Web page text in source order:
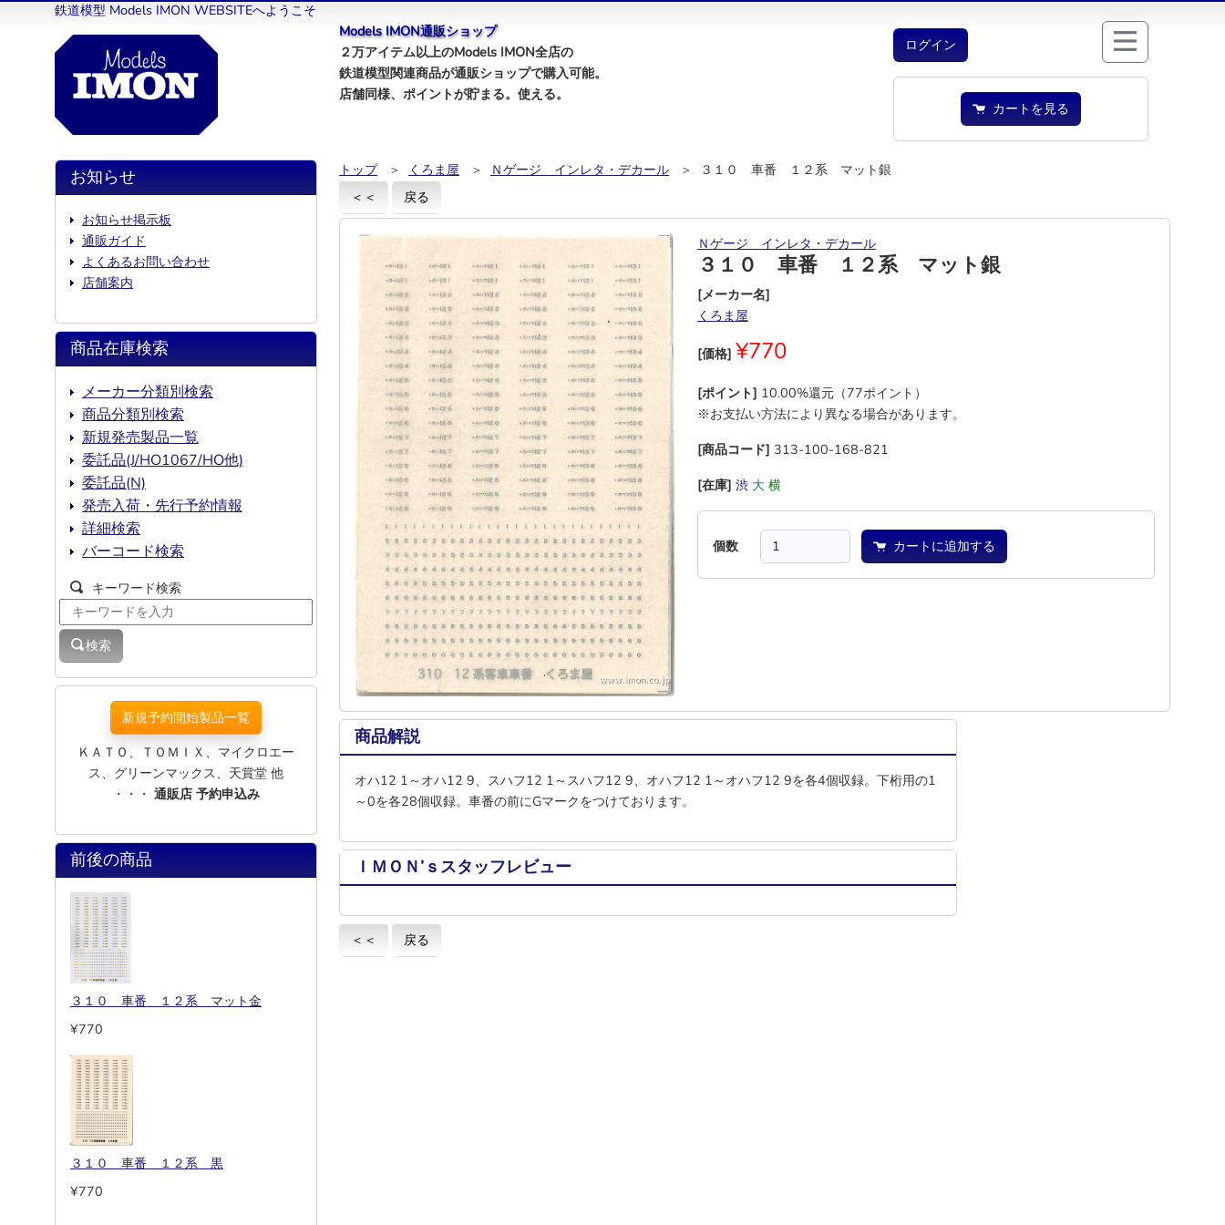
鉄道模型 Models IMON WEBSITEへようこそ
Models IMON通販ショップ
２万アイテム以上のModels IMON全店の
鉄道模型関連商品が通販ショップで購入可能。
店舗同様、ポイントが貯まる。使える。
ログイン
カートを見る
トップ ＞ くろま屋 ＞ Ｎゲージ インレタ・デカール
＞ ３１０ 車番 １２系 マット銀
＜＜
戻る
Ｎゲージ インレタ・デカール
３１０ 車番 １２系 マット銀
[メーカー名]
くろま屋
[価格] ¥770
[ポイント] 10.00%還元（77ポイント）
※お支払い方法により異なる場合があります。
[商品コード] 313-100-168-821
[在庫] 渋 大 横
個数 カートに追加する
商品解説
オハ12 1～オハ12 9、スハフ12 1～スハフ12 9、オハフ12 1～オハフ12 9を各4個収録。下桁用の1
～0を各28個収録。車番の前にGマークをつけております。
ＩＭＯＮ’ｓスタッフレビュー
＜＜ 戻る
お知らせ
お知らせ掲示板
通販ガイド
よくあるお問い合わせ
店舗案内
商品在庫検索
メーカー分類別検索
商品分類別検索
新規発売製品一覧
委託品(J/HO1067/HO他)
委託品(N)
発売入荷・先行予約情報
詳細検索
バーコード検索
キーワード検索
検索
新規予約開始製品一覧
ＫＡＴＯ、ＴＯＭＩＸ、マイクロエー
ス、グリーンマックス、天賞堂 他
・・・ 通販店 予約申込み
前後の商品
３１０ 車番 １２系 マット金
¥770
３１０ 車番 １２系 黒
¥770